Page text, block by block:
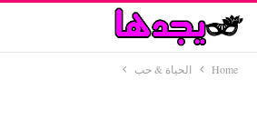
Home الحياة & حب